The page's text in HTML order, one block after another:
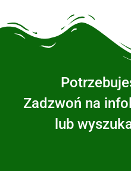
Zadzwoń na
lub